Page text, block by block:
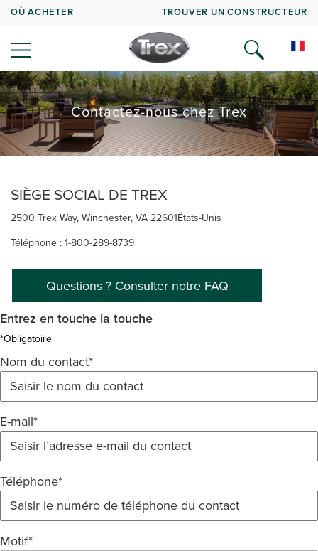
OÙ ACHETER TROUVER UN CONSTRUCTEUR
Contactez-nous chez Trex
SIÈGE SOCIAL DE TREX
2500 Trex Way, Winchester, VA 22601États-Unis
Téléphone : 1-800-289-8739
Questions ? Consulter notre FAQ
Entrez en touche la touche
*Obligatoire
Nom du contact*
E-mail*
Téléphone*
Motif*